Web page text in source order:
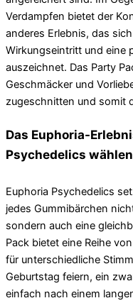
Verdampfen bietet der
anderes Erlebnis, das
Wirkungseintritt und eine
auszeichnet. Das Party
Geschmäcker und
zugeschnitten und somit
Das Euphoria-
Psychedelics
Euphoria Psychedelics
jedes Gummibärchen
sondern auch eine
Pack bietet eine Reihe
für unterschiedliche
Geburtstag feiern, ein
einfach nach einem